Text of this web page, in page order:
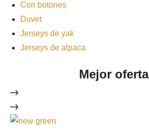
Con botones
Duvet
Jerseys de yak
Jerseys de alpaca
Mejor oferta